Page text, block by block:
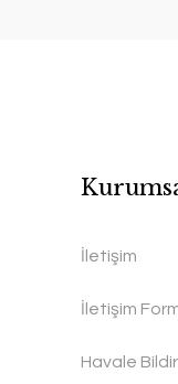
İletişim
İletişim
Havale